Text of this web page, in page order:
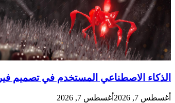
الذكاء الاصطناعي المستخدم في تصميم
أغسطس 7, 2026 أغسطس 7, 2026